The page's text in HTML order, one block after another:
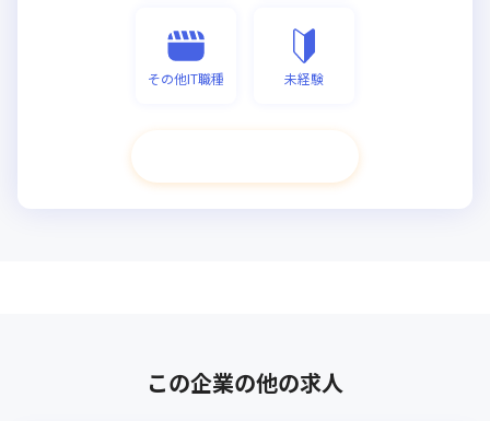
その他IT職種 未経験
この企業の他の求人